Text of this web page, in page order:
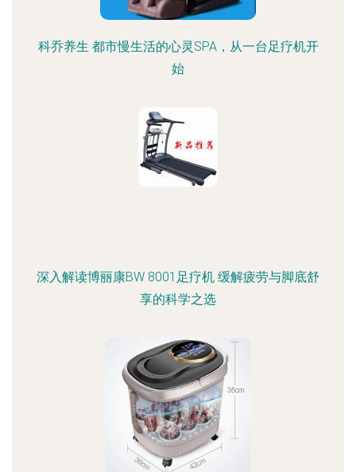
科乔养生 都市慢生活的心灵SPA，从一台足疗机开
始
深入解读博丽康BW 8001足疗机 缓解疲劳与脚底舒
享的科学之选